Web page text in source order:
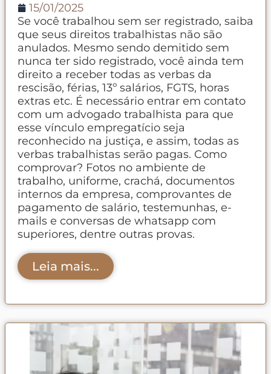
15/01/2025
Se você trabalhou sem ser registrado, saiba
que seus direitos trabalhistas não são
anulados. Mesmo sendo demitido sem
nunca ter sido registrado, você ainda tem
direito a receber todas as verbas da
rescisão, férias, 13º salários, FGTS, horas
extras etc. É necessário entrar em contato
com um advogado trabalhista para que
esse vínculo empregatício seja
reconhecido na justiça, e assim, todas as
verbas trabalhistas serão pagas. Como
comprovar? Fotos no ambiente de
trabalho, uniforme, crachá, documentos
internos da empresa, comprovantes de
pagamento de salário, testemunhas, e-
mails e conversas de whatsapp com
superiores, dentre outras provas.
Leia mais...